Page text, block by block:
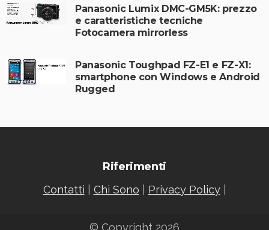
Panasonic Lumix DMC-GM5K: prezzo
e caratteristiche tecniche
Fotocamera mirrorless
Panasonic Toughpad FZ-E1 e FZ-X1:
smartphone con Windows e Android
Rugged
Riferimenti
Contatti Chi Sono Privacy Policy|
© Copyright 2026